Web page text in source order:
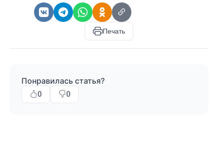
Печать
Понравилась статья?
0 0